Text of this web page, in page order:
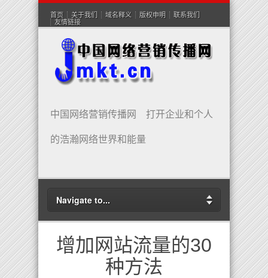
首页 关于我们 域名释义 版权申明
联系我们
友情链接
中国网络营销传播网 打开企业和个人
的浩瀚网络世界和能量
Navigate to...
增加网站流量的30
种方法